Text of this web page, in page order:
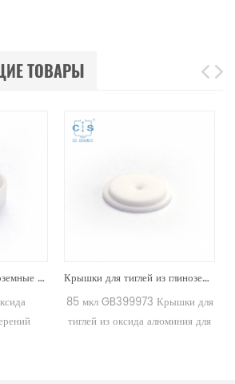
ТОВАРЫ
25 мкл Netzsch глиноземные тигли D7 * 2 * 0,5 для Netzsch (чашки для образцов)
Крышки для тиглей из глинозема на 85 мкл, номер детали: 399.973 / GB399973 для Netzsch (крышки для образцов)
85 мкл GB399973 Крышки для
тиглей из оксида алюминия для